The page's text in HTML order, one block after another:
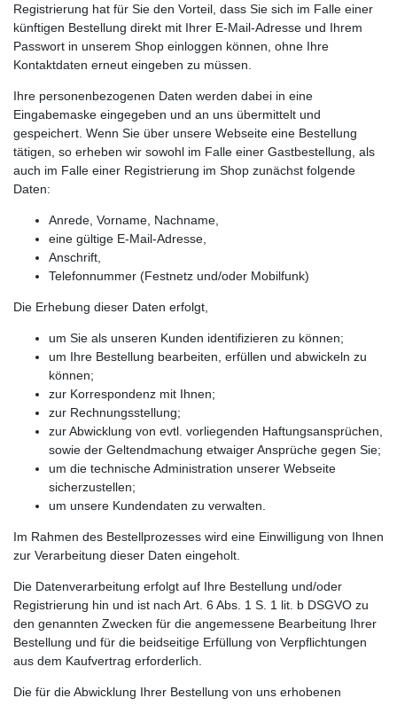
Registrierung hat für Sie den Vorteil, dass Sie sich im Falle einer
künftigen Bestellung direkt mit Ihrer E-Mail-Adresse und Ihrem
Passwort in unserem Shop einloggen können, ohne Ihre
Kontaktdaten erneut eingeben zu müssen.
Ihre personenbezogenen Daten werden dabei in eine
Eingabemaske eingegeben und an uns übermittelt und
gespeichert. Wenn Sie über unsere Webseite eine Bestellung
tätigen, so erheben wir sowohl im Falle einer Gastbestellung, als
auch im Falle einer Registrierung im Shop zunächst folgende
Daten:
Anrede, Vorname, Nachname,
eine gültige E-Mail-Adresse,
Anschrift,
Telefonnummer (Festnetz und/oder Mobilfunk)
Die Erhebung dieser Daten erfolgt,
um Sie als unseren Kunden identifizieren zu können;
um Ihre Bestellung bearbeiten, erfüllen und abwickeln zu
können;
zur Korrespondenz mit Ihnen;
zur Rechnungsstellung;
zur Abwicklung von evtl. vorliegenden Haftungsansprüchen,
sowie der Geltendmachung etwaiger Ansprüche gegen Sie;
um die technische Administration unserer Webseite
sicherzustellen;
um unsere Kundendaten zu verwalten.
Im Rahmen des Bestellprozesses wird eine Einwilligung von Ihnen
zur Verarbeitung dieser Daten eingeholt.
Die Datenverarbeitung erfolgt auf Ihre Bestellung und/oder
Registrierung hin und ist nach Art. 6 Abs. 1 S. 1 lit. b DSGVO zu
den genannten Zwecken für die angemessene Bearbeitung Ihrer
Bestellung und für die beidseitige Erfüllung von Verpflichtungen
aus dem Kaufvertrag erforderlich.
Die für die Abwicklung Ihrer Bestellung von uns erhobenen